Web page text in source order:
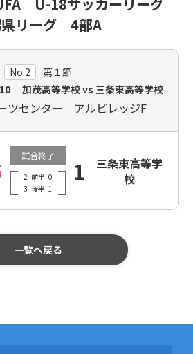
リーグ 4部A
No.2
第１節
加茂高等学校 vs 三条東高等学校
ツセンター アルビレッジF
試合終了
2 前半 0
3 後半 1
1
三条東高等学
校
一覧へ戻る